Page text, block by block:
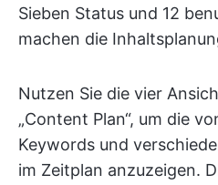
Sieben Status und 12
machen die
Nutzen Sie die vier
„Content Plan“, um die
Keywords und
im Zeitplan anzuzeigen.